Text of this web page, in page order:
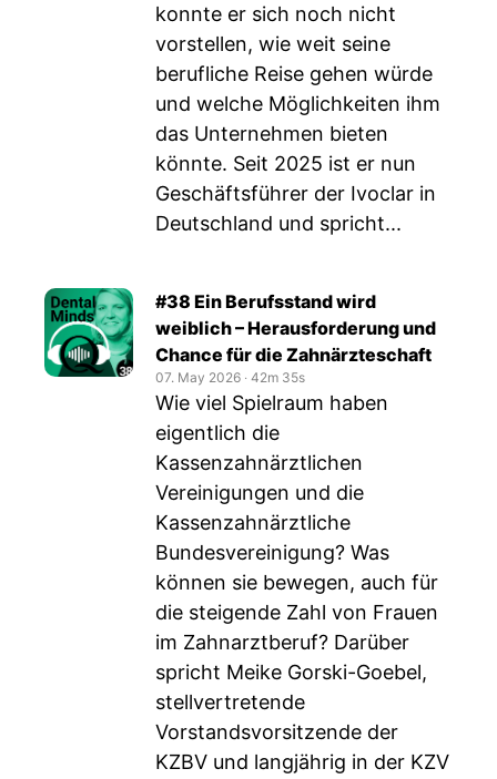
konnte er sich noch nicht
vorstellen, wie weit seine
berufliche Reise gehen würde
und welche Möglichkeiten ihm
das Unternehmen bieten
könnte. Seit 2025 ist er nun
Geschäftsführer der Ivoclar in
Deutschland und spricht...
#38 Ein Berufsstand wird
weiblich – Herausforderung und
Chance für die Zahnärzteschaft
07. May 2026 ‧ 42m 35s
Wie viel Spielraum haben
eigentlich die
Kassenzahnärztlichen
Vereinigungen und die
Kassenzahnärztliche
Bundesvereinigung? Was
können sie bewegen, auch für
die steigende Zahl von Frauen
im Zahnarztberuf? Darüber
spricht Meike Gorski-Goebel,
stellvertretende
Vorstandsvorsitzende der
KZBV und langjährig in der KZV